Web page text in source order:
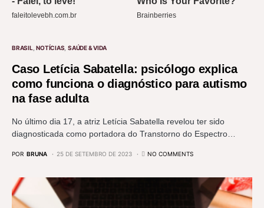
BRASIL NOTÍCIAS SAÚDE & VIDA
Caso Letícia Sabatella: psicólogo explica
como funciona o diagnóstico para autismo
na fase adulta
No último dia 17, a atriz Letícia Sabatella revelou ter sido
diagnosticada como portadora do Transtorno do Espectro…
POR BRUNA 25 DE SETEMBRO DE 2023 NO COMMENTS